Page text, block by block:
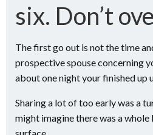
six. Don’t
The first go out is not the time
prospective spouse concerning
about one night your finished up
Sharing a lot of too early was a
might imagine there was a